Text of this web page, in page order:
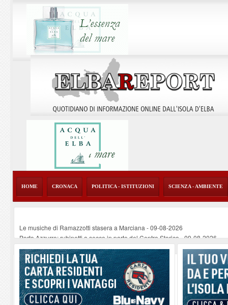
HOME CRONACA POLITICA - ISTITUZIONI SCIENZA - AMBIENTE
Le musiche di Ramazzotti stasera a Marciana -09-08-2026
Porto Azzurro: rubinetti a secco in parte del Centro Storico-09-08-2026
Seccheto acque torbide dopo i lavori notturni in spiagggia
-09-08-2026
Se ccheto acque torbide dopo i lavori notturni in spiaggia
09-08-2026
Se ccheto acque torbide dopo i lavori notturni in spiaggia
09-08-2026